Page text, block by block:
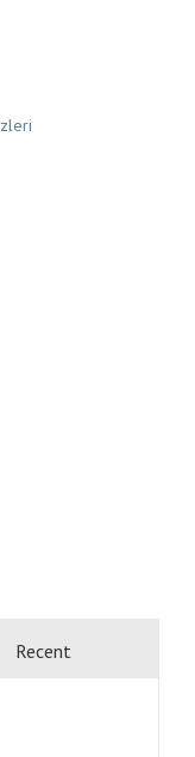
Recent